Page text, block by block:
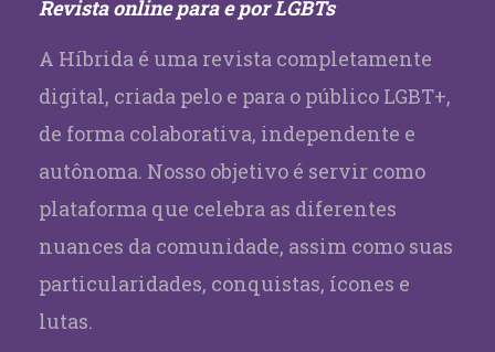
Revista online para e por LGBTs
A Híbrida é uma revista completamente
digital, criada pelo e para o público LGBT+,
de forma colaborativa, independente e
autônoma. Nosso objetivo é servir como
plataforma que celebra as diferentes
nuances da comunidade, assim como suas
particularidades, conquistas, ícones e
lutas.